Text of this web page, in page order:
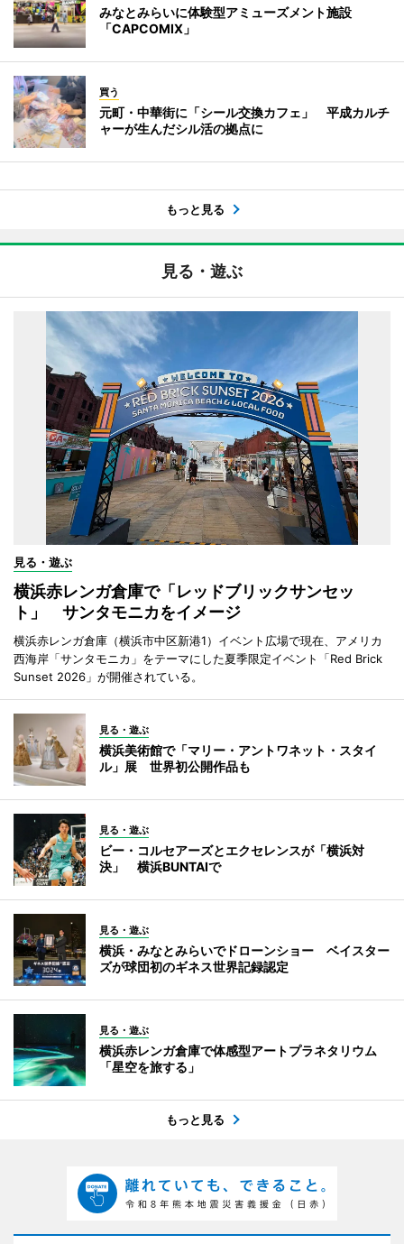
みなとみらいに体験型アミューズメント施設
「CAPCOMIX」
買う
元町・中華街に「シール交換カフェ」 平成カルチ
ャーが生んだシル活の拠点に
もっと見る
見る・遊ぶ
見る・遊ぶ
横浜赤レンガ倉庫で「レッドブリックサンセッ
ト」 サンタモニカをイメージ
横浜赤レンガ倉庫（横浜市中区新港1）イベント広場で現在、アメリカ
西海岸「サンタモニカ」をテーマにした夏季限定イベント「Red Brick
Sunset 2026」が開催されている。
見る・遊ぶ
横浜美術館で「マリー・アントワネット・スタイ
ル」展 世界初公開作品も
見る・遊ぶ
ビー・コルセアーズとエクセレンスが「横浜対
決」 横浜BUNTAIで
見る・遊ぶ
横浜・みなとみらいでドローンショー ベイスター
ズが球団初のギネス世界記録認定
見る・遊ぶ
横浜赤レンガ倉庫で体感型アートプラネタリウム
「星空を旅する」
もっと見る